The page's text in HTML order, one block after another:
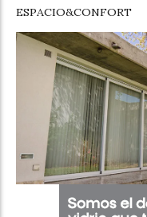
ESPACIO&CONFORT